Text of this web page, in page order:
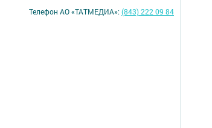
Телефон АО «ТАТМЕДИА»:(843) 222 09 84